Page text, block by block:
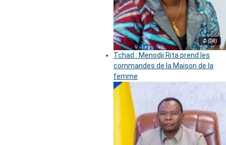
© (DR)
Tchad : Menodji Rita prend les
commandes de la Maison de la
femme